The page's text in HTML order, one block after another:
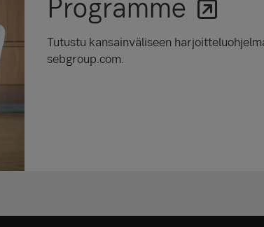
Tutustu kansainväliseen
sebgroup.com.